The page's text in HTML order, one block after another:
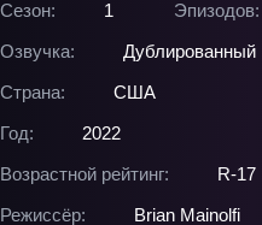
Сезон: 1 Эпизодов:
Озвучка:
Дублированный
Страна:
США
Год:
2022
Возрастной рейтинг:
R-17
Режиссёр:
Brian Mainolfi